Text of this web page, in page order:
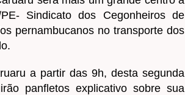
Sindicato dos Cegonheiros de
pernambucanos no transporte dos
a partir das 9h, desta segunda
panfletos explicativo sobre sua